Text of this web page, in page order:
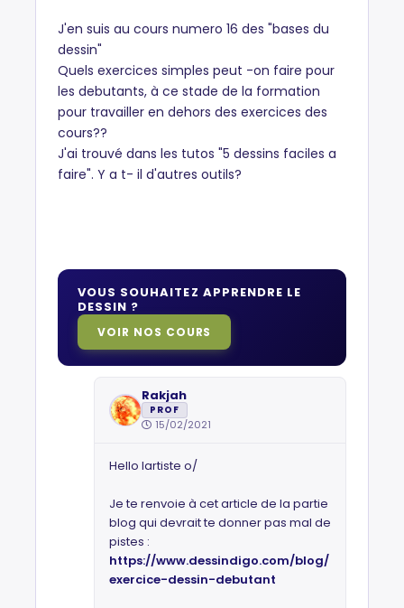
J'en suis au cours numero 16 des "bases du
dessin"
Quels exercices simples peut -on faire pour
les debutants, à ce stade de la formation
pour travailler en dehors des exercices des
cours??
J'ai trouvé dans les tutos "5 dessins faciles a
faire". Y a t- il d'autres outils?
VOUS SOUHAITEZ APPRENDRE LE
DESSIN ?
VOIR NOS COURS
Rakjah
PROF
15/02/2021
Hello lartiste o/
Je te renvoie à cet article de la partie
blog qui devrait te donner pas mal de
pistes :
https://www.dessindigo.com/blog/
exercice-dessin-debutant